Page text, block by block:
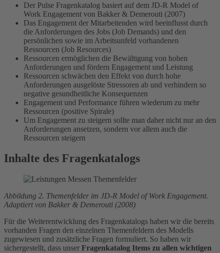
Der Pulse Fragenkatalog basiert auf dem JD-R Model of
Work Engagement von Bakker & Demerouti (2007)
Das Engagement der Mitarbeitenden wird beeinflusst durch
die Anforderungen des Jobs (Job Demands) und den
persönlichen sowie im Arbeitsunfeld vorhandenen
Ressourcen (Job Resources)
Ressourcen ermöglichen die Bewältigung von hohen
Anforderungen und fördern Engagement und Leistung
Ressourcen schwächen den Effekt von durch hohe
Anforderungen ausgelöste Stressoren ab und verhindern so
negative gesundheitliche Konsequenzen
Engagement und Performance führen wiederum zu mehr
Ressourcen (positive Spirale)
Um Engagement zu steigern sollte man daher nicht nur an den
Anforderungen ansetzen, sondern vor allem auch die
Ressourcen steigern
Inhalte des Fragenkatalogs
Abbildung 2. Themenfelder im JD-R Model of Work Engagement.
Adaptiert von Bakker & Demerouti (2008)
Für die Weiterentwicklung des Fragenkatalogs haben wir die bereits
vorhanden Fragen den einzelnen Themenfeldern des Modells
zugewiesen und zusätzliche Fragen formuliert. So haben wir
sichergestellt, dass unser Fragenkatalog Items zu allen wichtigen